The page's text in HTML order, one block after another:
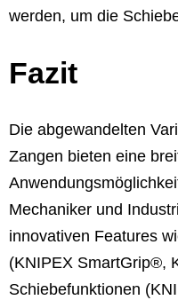
werden, um die
Fazit
Die abgewandelten
Zangen bieten eine
Mechaniker und
innovativen Features
(KNIPEX SmartGrip®,
Schiebefunktionen